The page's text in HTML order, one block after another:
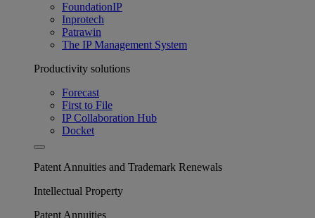
FoundationIP
Inprotech
Patrawin
The IP Management System
Productivity solutions
Forecast
First to File
IP Collaboration Hub
Docket
Patent Annuities and Trademark Renewals
Intellectual Property
Patent Annuities